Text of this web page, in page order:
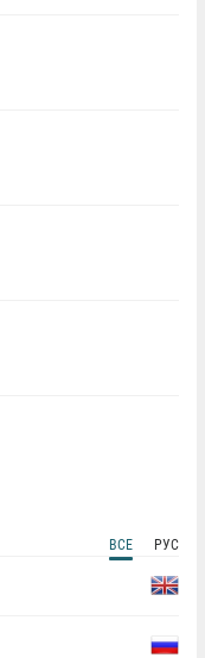
ВСЕ РУС